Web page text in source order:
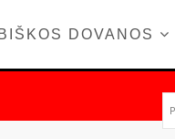
DOVANOS